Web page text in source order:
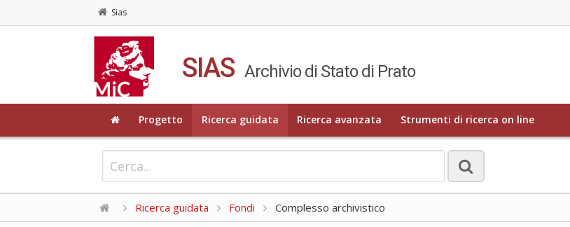
Sias
SIAS Archivio di Stato di Prato
Progetto Ricerca guidata Ricerca avanzata Strumenti di ricerca on line
Ricerca guidata Fondi Complesso archivistico